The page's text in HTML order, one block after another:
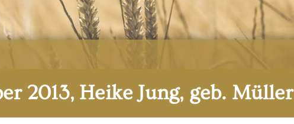
2013, Heike Jung, geb. Müller